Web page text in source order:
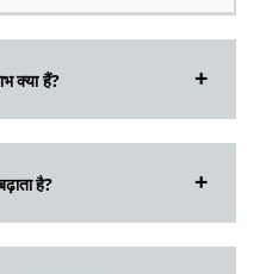
क्या हैं?
है?